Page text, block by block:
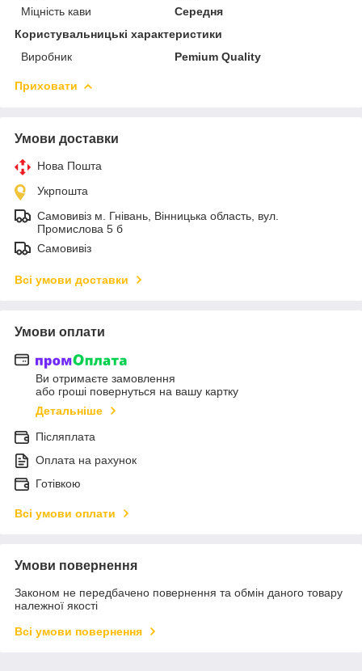
Міцність кави
Середня
Користувальницькі характеристики
Виробник
Pemium Quality
Приховати
Умови доставки
Нова Пошта
Укрпошта
Самовивіз м. Гнівань, Вінницька область, вул.
Промислова 5 б
Самовивіз
Всі умови доставки
Умови оплати
Ви отримаєте замовлення
або гроші повернуться на вашу картку
Детальніше
Післяплата
Оплата на рахунок
Готівкою
Всі умови оплати
Умови повернення
Законом не передбачено повернення та обмін даного товару
належної якості
Всі умови повернення